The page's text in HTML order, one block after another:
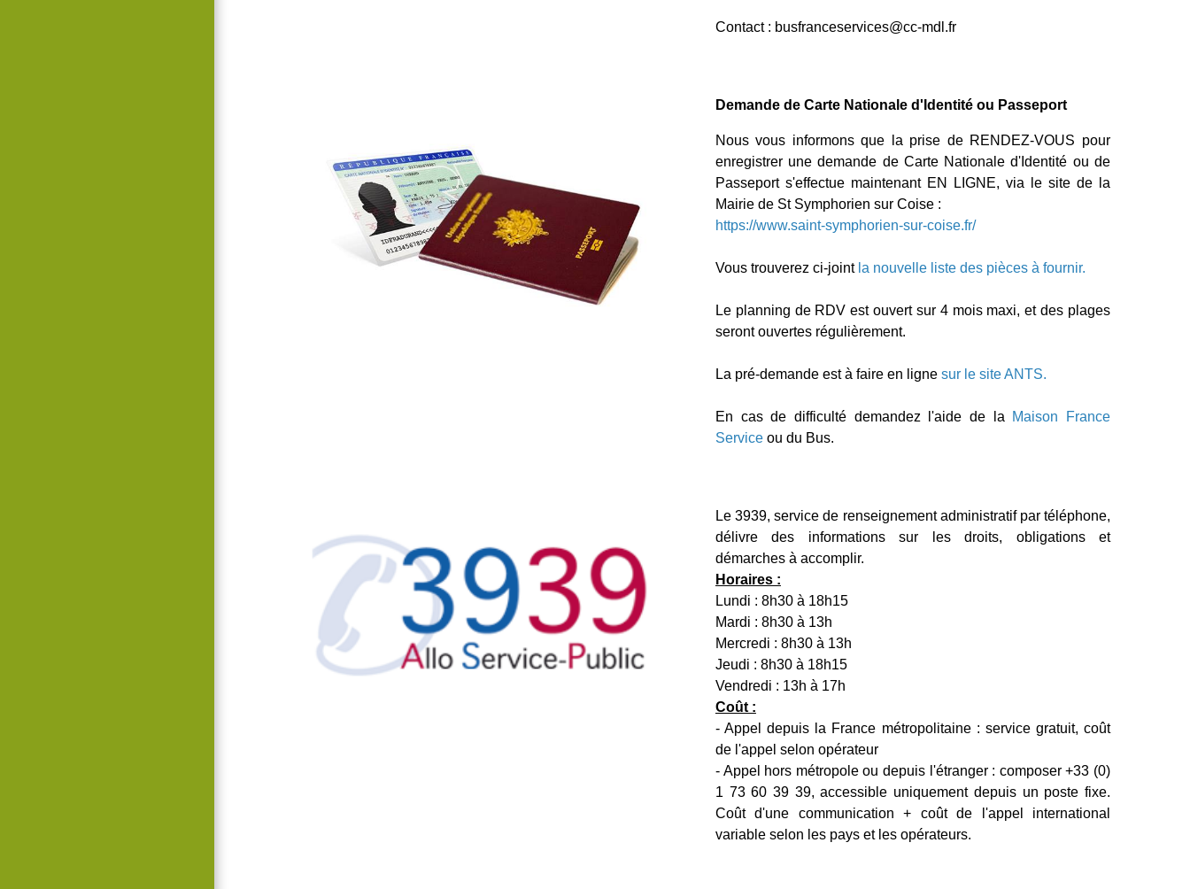
Contact : busfranceservices@cc-mdl.fr
Demande de Carte Nationale d'Identité ou Passeport
Nous vous informons que la prise de RENDEZ-VOUS pour
enregistrer une demande de Carte Nationale d'Identité ou de
Passeport s'effectue maintenant EN LIGNE, via le site de la
Mairie de St Symphorien sur Coise :
https://www.saint-symphorien-sur-coise.fr/
Vous trouverez ci-joint la nouvelle liste des pièces à fournir.
Le planning de RDV est ouvert sur 4 mois maxi, et des plages
seront ouvertes régulièrement.
La pré-demande est à faire en ligne sur le site ANTS.
En cas de difficulté demandez l'aide de la Maison France
Service ou du Bus.
Le 3939, service de renseignement administratif par téléphone,
délivre des informations sur les droits, obligations et
démarches à accomplir.
Horaires :
Lundi : 8h30 à 18h15
Mardi : 8h30 à 13h
Mercredi : 8h30 à 13h
Jeudi : 8h30 à 18h15
Vendredi : 13h à 17h
Coût :
- Appel depuis la France métropolitaine : service gratuit, coût
de l'appel selon opérateur
- Appel hors métropole ou depuis l'étranger : composer +33 (0)
1 73 60 39 39, accessible uniquement depuis un poste fixe.
Coût d'une communication + coût de l'appel international
variable selon les pays et les opérateurs.